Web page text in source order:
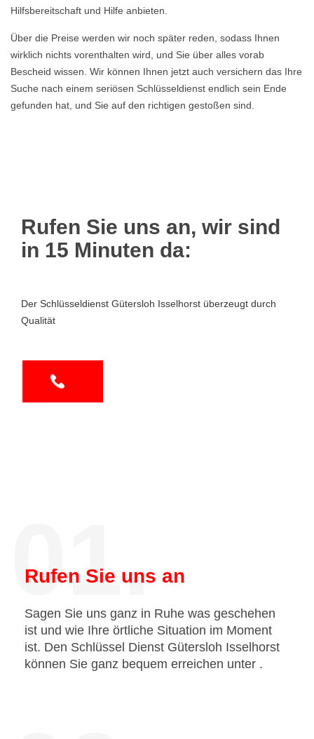
Hilfsbereitschaft und Hilfe anbieten.
Über die Preise werden wir noch später reden, sodass Ihnen
wirklich nichts vorenthalten wird, und Sie über alles vorab
Bescheid wissen. Wir können Ihnen jetzt auch versichern das Ihre
Suche nach einem seriösen Schlüsseldienst endlich sein Ende
gefunden hat, und Sie auf den richtigen gestoßen sind.
Rufen Sie uns an, wir sind
in 15 Minuten da:
Der Schlüsseldienst Gütersloh Isselhorst überzeugt durch
Qualität
01.
Rufen Sie uns an
Sagen Sie uns ganz in Ruhe was geschehen
ist und wie Ihre örtliche Situation im Moment
ist. Den Schlüssel Dienst Gütersloh Isselhorst
können Sie ganz bequem erreichen unter .